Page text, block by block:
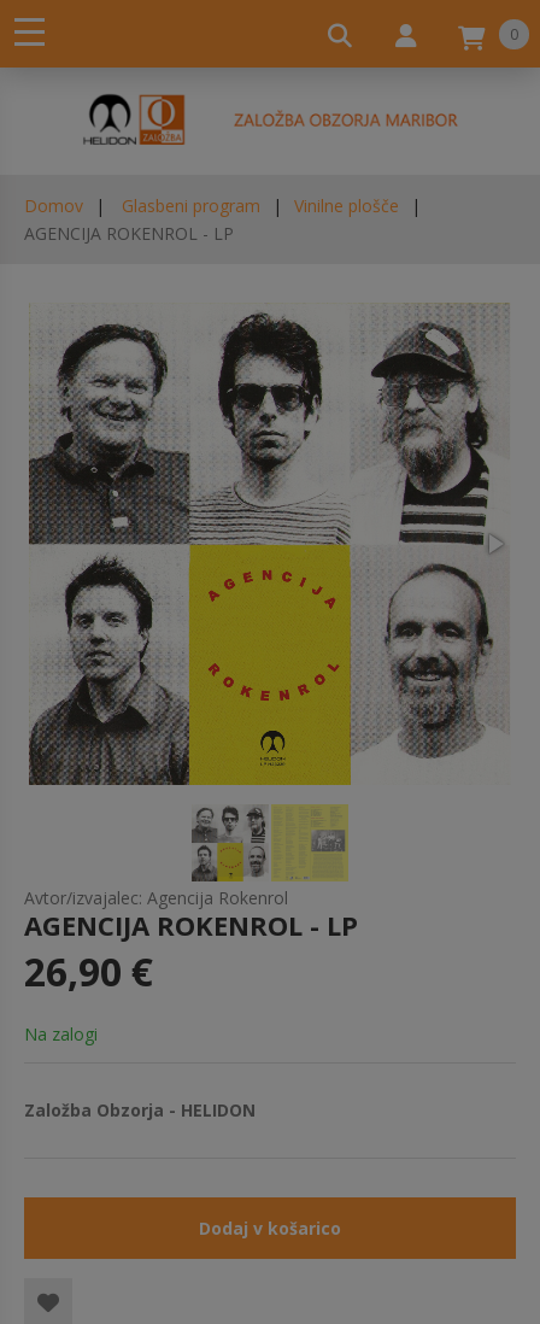
0
Domov Glasbeni program
Vinilne plošče
AGENCIJA ROKENROL - LP
Avtor/izvajalec: Agencija Rokenrol
AGENCIJA ROKENROL - LP
26,90 €
Na zalogi
Založba Obzorja - HELIDON
Dodaj v košarico